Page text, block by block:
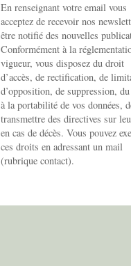
En renseignant votre email vous
acceptez de recevoir nos
être notifié des nouvelles
Conformément à la
vigueur, vous disposez du droit
d’accès, de rectification, de
d’opposition, de suppression,
à la portabilité de vos données,
transmettre des directives sur
en cas de décès. Vous pouvez
ces droits en adressant un mail
(rubrique contact).